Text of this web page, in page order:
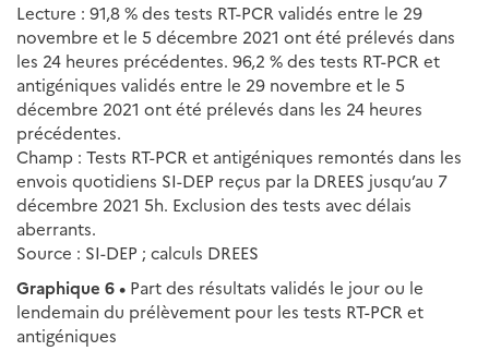
Lecture : 91,8 % des tests RT-PCR validés entre le 29
novembre et le 5 décembre 2021 ont été prélevés dans
les 24 heures précédentes. 96,2 % des tests RT-PCR et
antigéniques validés entre le 29 novembre et le 5
décembre 2021 ont été prélevés dans les 24 heures
précédentes.
Champ : Tests RT-PCR et antigéniques remontés dans les
envois quotidiens SI-DEP reçus par la DREES jusqu’au 7
décembre 2021 5h. Exclusion des tests avec délais
aberrants.
Source : SI-DEP ; calculs DREES
Graphique 6 • Part des résultats validés le jour ou le
lendemain du prélèvement pour les tests RT-PCR et
antigéniques